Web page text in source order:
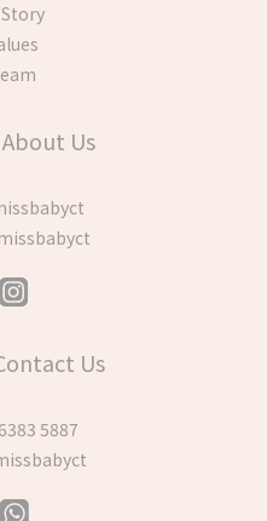
Us
missbabyct
Us
6383 5887